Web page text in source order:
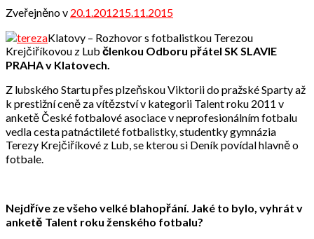
Zveřejněno v 20.1.201215.11.2015
Klatovy – Rozhovor s fotbalistkou Terezou
Krejčiříkovou z Lub členkou Odboru přátel SK SLAVIE
PRAHA v Klatovech.
Z lubského Startu přes plzeňskou Viktorii do pražské Sparty až
k prestižní ceně za vítězství v kategorii Talent roku 2011 v
anketě České fotbalové asociace v neprofesionálním fotbalu
vedla cesta patnáctileté fotbalistky, studentky gymnázia
Terezy Krejčiříkové z Lub, se kterou si Deník povídal hlavně o
fotbale.
Nejdříve ze všeho velké blahopřání. Jaké to bylo, vyhrát v
anketě Talent roku ženského fotbalu?